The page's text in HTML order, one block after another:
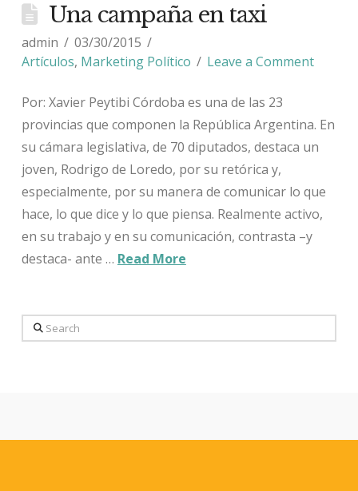
Una campaña en taxi
admin
03/30/2015
Artículos, Marketing Político Leave a Comment
Por: Xavier Peytibi Córdoba es una de las 23
provincias que componen la República Argentina. En
su cámara legislativa, de 70 diputados, destaca un
joven, Rodrigo de Loredo, por su retórica y,
especialmente, por su manera de comunicar lo que
hace, lo que dice y lo que piensa. Realmente activo,
en su trabajo y en su comunicación, contrasta –y
destaca- ante … Read More
Search